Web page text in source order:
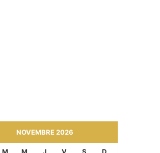
NOVEMBRE 2026